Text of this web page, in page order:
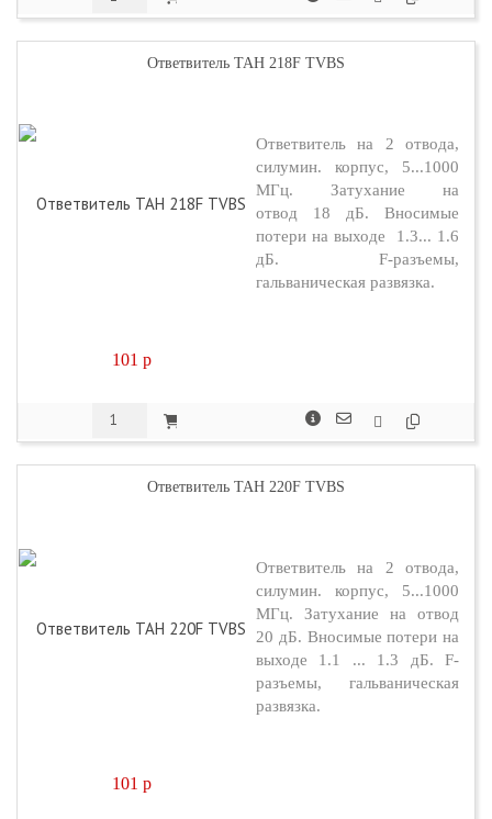
Ответвитель TAH 218F TVBS
101 p
Ответвитель на 2 отвода,
силумин. корпус, 5...1000
МГц. Затухание на
отвод 18 дБ. Вносимые
потери на выходе 1.3... 1.6
дБ. F-разъемы,
гальваническая развязка.
Ответвитель TAH 220F TVBS
101 p
Ответвитель на 2 отвода,
силумин. корпус, 5...1000
МГц. Затухание на отвод
20 дБ. Вносимые потери на
выходе 1.1 ... 1.3 дБ. F-
разъемы, гальваническая
развязка.